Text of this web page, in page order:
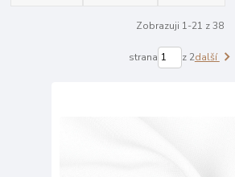
Zobrazuji 1-21 z 38
strana z 2další